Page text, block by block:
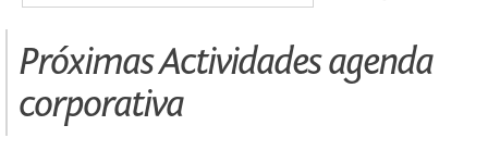
Próximas Actividades agenda
corporativa